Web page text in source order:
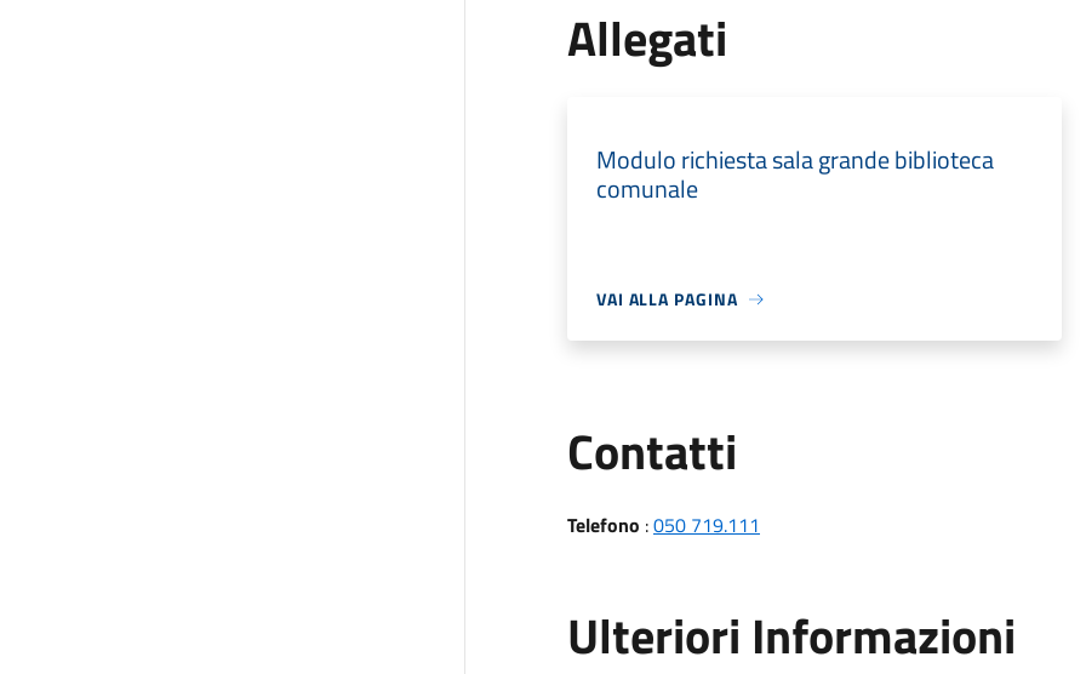
Allegati
Modulo richiesta sala grande biblioteca
comunale
VAI ALLA PAGINA
Contatti
Telefono :050 719.111
Ulteriori Informazioni